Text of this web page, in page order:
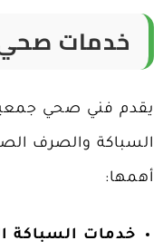
خدمات صحي
يقدم فني صحي
السباكة والصرف
أهمها:
خدمات السباكة